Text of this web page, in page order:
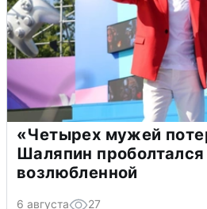
«Четырех мужей
Шаляпин проболтался
возлюбленной
6 августа 27